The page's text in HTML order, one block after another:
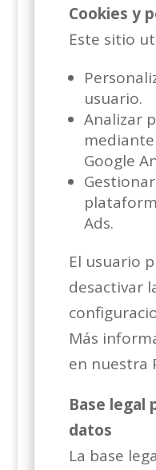
Cookies y
Este sitio
usuario.
Analizar
Google
Ads.
El usuario
desactivar
Más
en nuestra
Base legal
datos
La base